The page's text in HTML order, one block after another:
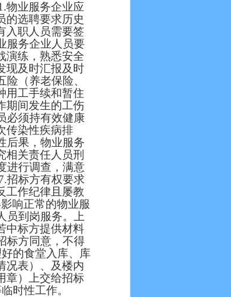
物业服务企业应
的选聘要求历史
入职人员需要签
服务企业人员要
演练，熟悉安全
现及时汇报及时
（养老保险、
用工手续和暂住
期间发生的工伤
必须持有效健康
传染性疾病排
后果，物业服务
相关责任人员刑
进行调查，满意
招标方有权要求
工作纪律且屡教
响正常的物业服
员到岗服务。上
中标方提供材料
标方同意，不得
的食堂入库、库
况表）、及楼内
章）上交给招标
时性工作。